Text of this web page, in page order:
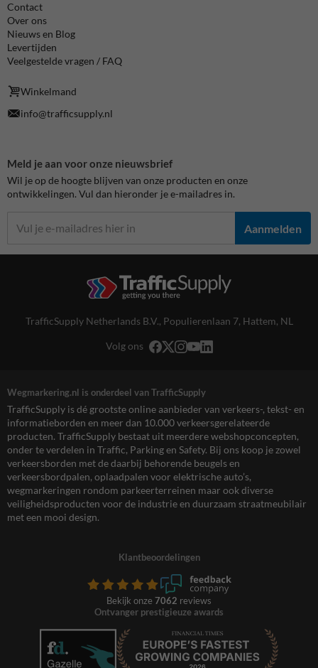
Contact
Over ons
Nieuws en Blog
Levertijden
Veelgestelde vragen / FAQ
Winkelmand
info@trafficsupply.nl
Meld je aan voor onze nieuwsbrief
Wil je op de hoogte blijven van onze producten en onze
ontwikkelingen. Vul dan hieronder je e-mailadres in.
Aanmelden
TrafficSupply Netherlands B.V., Populierenlaan 7, Hattem, NL
Volg ons
Wegmarkering.nl is onderdeel van TrafficSupply
TrafficSupply is dé grootste online aanbieder van verkeers-, tekst- en
informatieborden en meer dan 10.000 verkeersgerelateerde
producten. TrafficSupply bestaat uit meerdere webshopconcepten,
onder te verdelen in Traffic, Parking en Safety. Bij ons koop je zowel
verkeersborden met de daarbij behorende beugels en
verkeersbordpalen, oplaadpalen voor elektrische auto’s,
wegmarkeringen rondom parkeerterreinen maar ook diverse
veiligheidsproducten voor de industrie en duurzaam straatmeubilair
met een mooi design.
Klantbeoordelingen
Bekijk onze 7062 reviews
Ontvanger prestigieuze awards